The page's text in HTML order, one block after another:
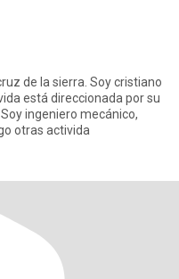
de la sierra. Soy cristiano
está direccionada por su
ingeniero mecánico,
otras activida